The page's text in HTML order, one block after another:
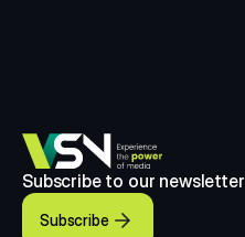
Subscribe to our newsletter
Subscribe